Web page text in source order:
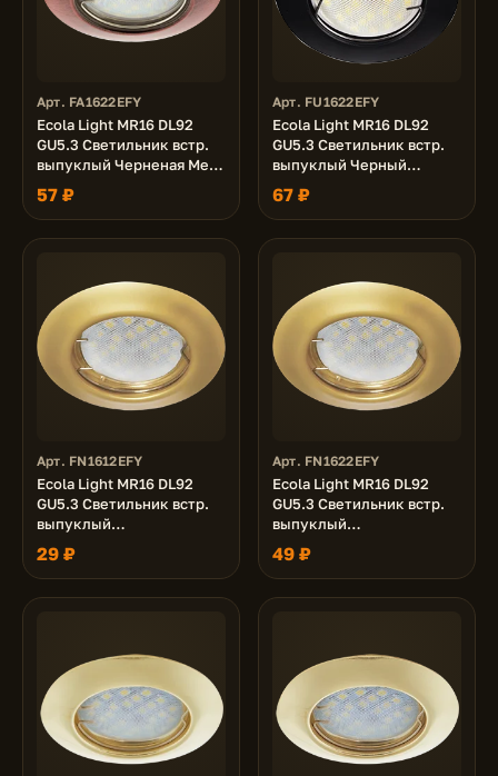
Арт. FA1622EFY
Ecola Light MR16 DL92
GU5.3 Светильник встр.
выпуклый Черненая Медь
30x80 - 2pack (кd74)
57 ₽
Арт. FU1622EFY
Ecola Light MR16 DL92
GU5.3 Светильник встр.
выпуклый Черный
матовый 30x80 - 2pack
(кd74)
67 ₽
Арт. FN1612EFY
Ecola Light MR16 DL92
GU5.3 Светильник встр.
выпуклый
Перламутровое золото
30x80 (кd74)
29 ₽
Арт. FN1622EFY
Ecola Light MR16 DL92
GU5.3 Светильник встр.
выпуклый
Перламутровое золото
30x80 - 2pack (кd74)
49 ₽